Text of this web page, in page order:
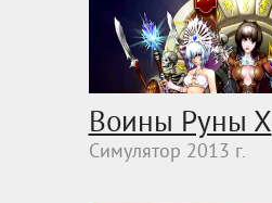
Воины Руны Х
Симулятор 2013 г.